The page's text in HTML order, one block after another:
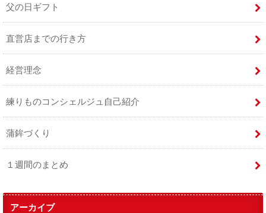
父の日ギフト
直営店までの行き方
経営理念
練りものコンシェルジュ自己紹介
蒲鉾づくり
１週間のまとめ
アーカイブ